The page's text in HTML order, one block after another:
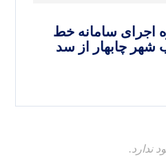
اجرای سامانه خط
شهر چابهار از سد
ندارد.